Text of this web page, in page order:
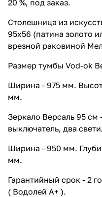
20 %, под заказ.
Столешница из
95х56 (патина золото
врезной раковиной
Размер тумбы Vod-ok
Ширина - 975 мм.
мм.
Зеркало Версаль 95 см
выключатель, два
Ширина - 950 мм.
мм.
Гарантийный срок - 2
( Водолей А+ ).